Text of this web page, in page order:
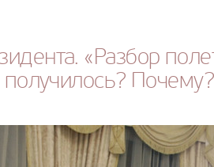
«Разбор
получилось?